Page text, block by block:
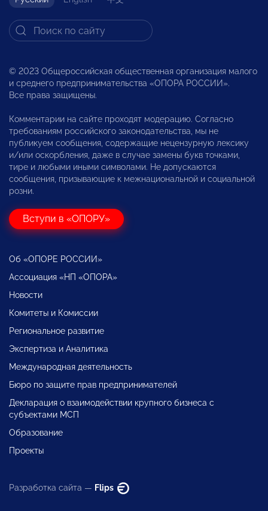
© 2023 Общероссийская общественная организация малого
и среднего предпринимательства «ОПОРА РОССИИ».
Все права защищены.
Комментарии на сайте проходят модерацию. Согласно
требованиям российского законодательства, мы не
публикуем сообщения, содержащие нецензурную лексику
и/или оскорбления, даже в случае замены букв точками,
тире и любыми иными символами. Не допускаются
сообщения, призывающие к межнациональной и социальной
розни.
Вступи в «ОПОРУ»
Об «ОПОРЕ РОССИИ»
Ассоциация «НП «ОПОРА»
Новости
Комитеты и Комиссии
Региональное развитие
Экспертиза и Аналитика
Международная деятельность
Бюро по защите прав предпринимателей
Декларация о взаимодействии крупного бизнеса с
субъектами МСП
Образование
Проекты
Разработка сайта — Flips